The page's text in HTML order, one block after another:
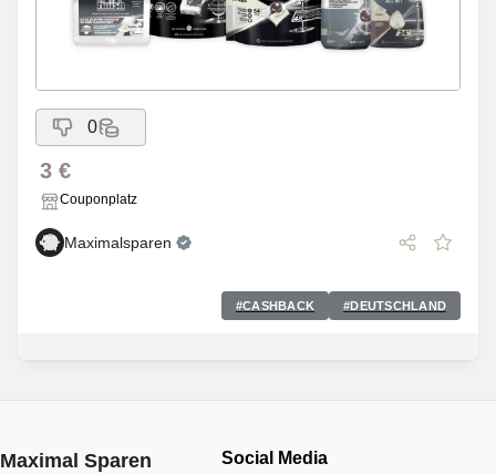
0
3 €
Couponplatz
Maximalsparen
#CASHBACK #DEUTSCHLAND
Maximal Sparen
Social Media